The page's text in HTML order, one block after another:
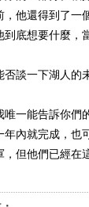
，他還得到了一
到底想要什麼，
談一下湖人的
能告訴你們的
年內就完成，
，但他們已經在